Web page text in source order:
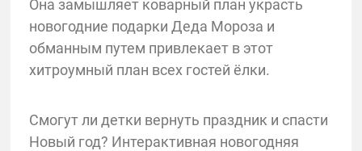
Она замышляет коварный план украсть
новогодние подарки Деда Мороза и
обманным путем привлекает в этот
хитроумный план всех гостей ёлки.
Смогут ли детки вернуть праздник и спасти
Новый год? Интерактивная новогодняя